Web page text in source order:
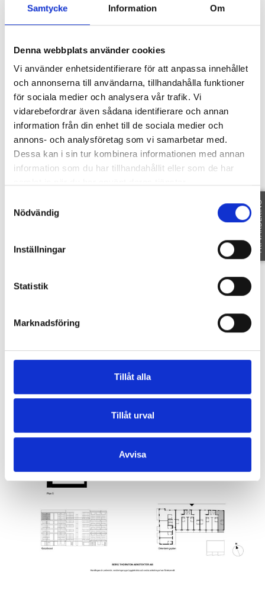
Samtycke Information Om
Denna webbplats använder cookies
Vi använder enhetsidentifierare för att anpassa innehållet
och annonserna till användarna, tillhandahålla funktioner
för sociala medier och analysera vår trafik. Vi
vidarebefordrar även sådana identifierare och annan
information från din enhet till de sociala medier och
annons- och analysföretag som vi samarbetar med.
Dessa kan i sin tur kombinera informationen med annan
information som du har tillhandahållit eller som de har
Nödvändig
Inställningar
Statistik
Marknadsföring
Tillåt alla
Tillåt urval
Avvisa
Fakta
Föreningen
SE INFORMATION
Planritning FRI VÄRDERING